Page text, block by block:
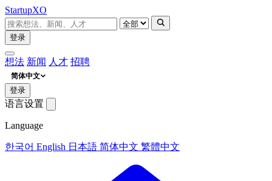
StartupXO
登录
想法 新闻 人才 招聘
简体中文
登录
语言设置
Language
한국어 English 日本語 简体中文 繁體中文